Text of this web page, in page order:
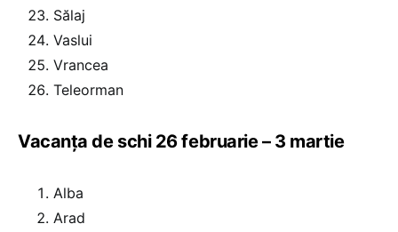
Sălaj
Vaslui
Vrancea
Teleorman
Vacanța de schi 26 februarie – 3 martie
Alba
Arad